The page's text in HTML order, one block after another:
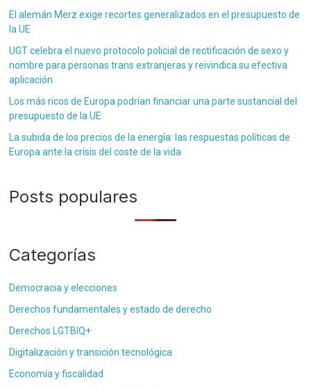
El alemán Merz exige recortes generalizados en el presupuesto de
la UE
UGT celebra el nuevo protocolo policial de rectificación de sexo y
nombre para personas trans extranjeras y reivindica su efectiva
aplicación
Los más ricos de Europa podrían financiar una parte sustancial del
presupuesto de la UE
La subida de los precios de la energía: las respuestas políticas de
Europa ante la crisis del coste de la vida
Posts populares
Categorías
Democracia y elecciones
Derechos fundamentales y estado de derecho
Derechos LGTBIQ+
Digitalización y transición tecnológica
Economía y fiscalidad